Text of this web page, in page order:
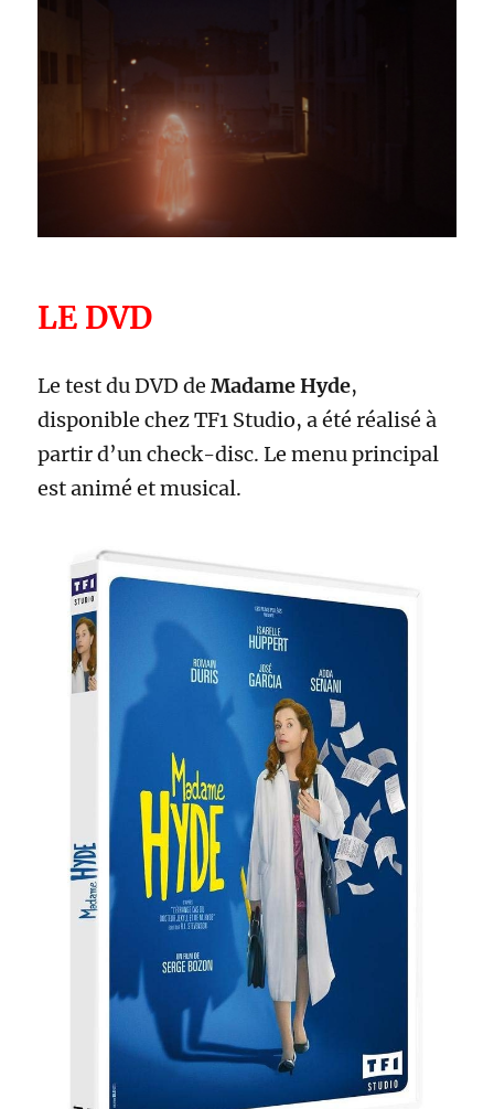
LE DVD
Le test du DVD deMadame Hyde,
disponible chez TF1 Studio, a été réalisé à
partir d’un check-disc. Le menu principal
est animé et musical.